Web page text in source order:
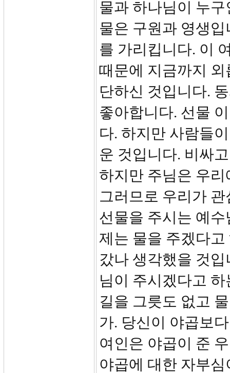
물과 하나님이 누
물은 구원과 영생
를 가리킵니다. 이
때문에 지금까지
단하신 것입니다.
좋아합니다. 선물
다. 하지만 사람들
운 것입니다. 비싸
하지만 주님은 우
그러므로 우리가
선물을 주시는 예
제는 물을 주겠다
갔나 생각했을 것
님이 주시겠다고
길을 그릇도 없고
가. 당신이 야곱보
여인은 야곱이 준
야곱에 대한 자부